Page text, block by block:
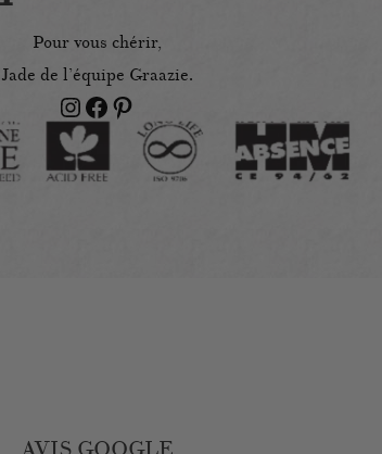
Pour vous chérir,
Jade de l’équipe Graazie.
Instagram
Facebook
Pinterest